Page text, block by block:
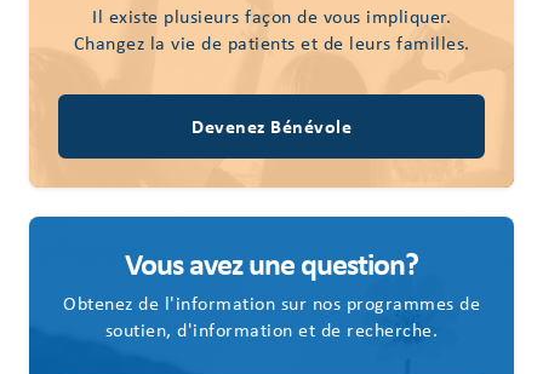
Il existe plusieurs façon de vous impliquer.
Changez la vie de patients et de leurs familles.
Devenez Bénévole
Vous avez une question?
Obtenez de l'information sur nos programmes de
soutien, d'information et de recherche.